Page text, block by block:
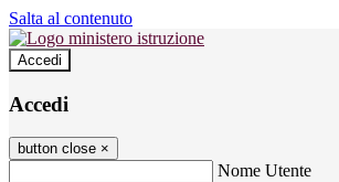
Salta al contenuto
Accedi
Accedi
button close ×
Nome Utente